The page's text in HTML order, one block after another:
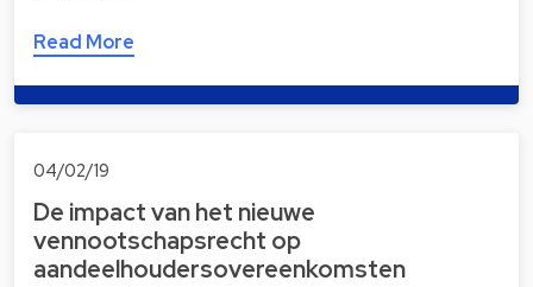
Read More
04/02/19
De impact van het nieuwe
vennootschapsrecht op
aandeelhoudersovereenkomsten